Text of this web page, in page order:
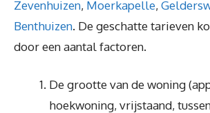
Zevenhuizen, Moerkapelle,
Benthuizen. De geschatte tarieven
door een aantal factoren.
De grootte van de woning
hoekwoning, vrijstaand,